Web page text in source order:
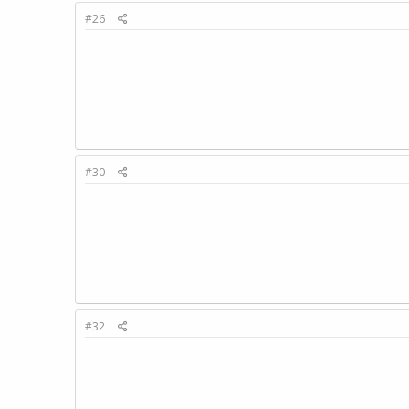
#26
#30
#32